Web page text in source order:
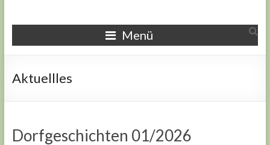
Menü
Aktuellles
Dorfgeschichten 01/2026